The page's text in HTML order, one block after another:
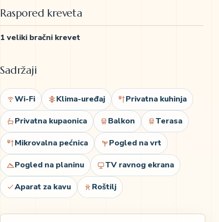
Raspored kreveta
1 veliki bračni krevet
Sadržaji
Wi-Fi Klima-uređaj Privatna kuhinja
Privatna kupaonica Balkon Terasa
Mikrovalna pećnica Pogled na vrt
Pogled na planinu TV ravnog ekrana
Aparat za kavu Roštilj